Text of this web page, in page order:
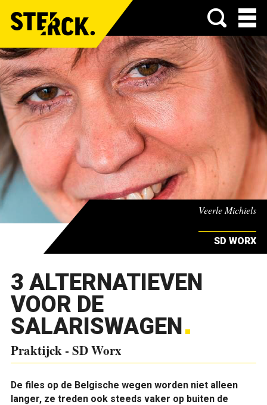
Menu
Veerle Michiels
SD WORX
3 ALTERNATIEVEN
VOOR DE
SALARISWAGEN
Praktijck - SD Worx
De files op de Belgische wegen worden niet alleen
langer, ze treden ook steeds vaker op buiten de